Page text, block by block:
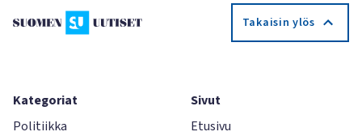
Takaisin ylös
Kategoriat
Politiikka
Sivut
Etusivu